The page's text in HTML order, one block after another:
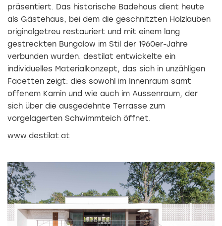
präsentiert. Das historische Badehaus dient heute
als Gästehaus, bei dem die geschnitzten Holzlauben
originalgetreu restauriert und mit einem lang
gestreckten Bungalow im Stil der 1960er-Jahre
verbunden wurden. destilat entwickelte ein
individuelles Materialkonzept, das sich in unzähligen
Facetten zeigt: dies sowohl im Innenraum samt
offenem Kamin und wie auch im Aussenraum, der
sich über die ausgedehnte Terrasse zum
vorgelagerten Schwimmteich öffnet.
www.destilat.at